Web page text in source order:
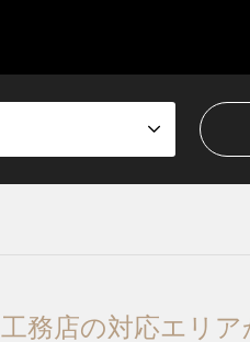
工務店の対応エリア